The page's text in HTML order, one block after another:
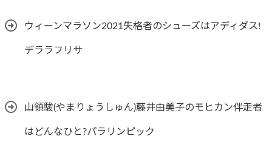
ウィーンマラソン2021失格者のシューズはアディダス!
デララフリサ
山領駿(やまりょうしゅん)藤井由美子のモヒカン伴走者
はどんなひと?パラリンピック